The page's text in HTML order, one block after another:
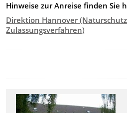
Hinweise zur Anreise finden Sie
Direktion Hannover
Zulassungsverfahren)